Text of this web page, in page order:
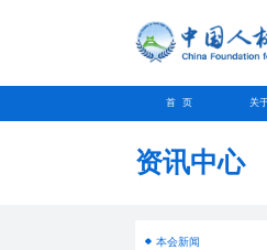
首 页 关
资讯中心
本会新闻